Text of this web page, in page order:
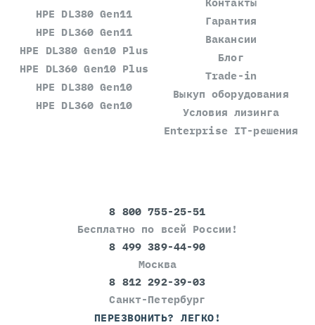
HPE DL380 Gen11
HPE DL360 Gen11
HPE DL380 Gen10 Plus
HPE DL360 Gen10 Plus
HPE DL380 Gen10
HPE DL360 Gen10
Гарантия
Вакансии
Блог
Trade-in
Выкуп оборудования
Условия лизинга
Enterprise IT-решения
8 800 755-25-51
Бесплатно по всей России!
8 499 389-44-90
Москва
8 812 292-39-03
Санкт-Петербург
ПЕРЕЗВОНИТЬ? ЛЕГКО!